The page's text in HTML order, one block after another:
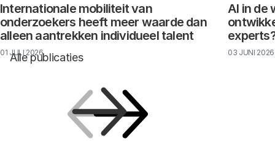
Alle publicaties
Internationale mobiliteit van
onderzoekers heeft meer waarde dan
alleen aantrekken individueel talent
01 JULI 2026
AI in de
03 JUNI 2026